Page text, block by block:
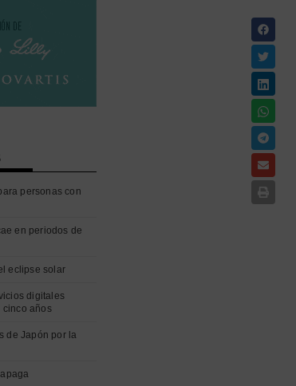
personas con
en periodos de
eclipse solar
digitales
cinco años
de Japón por la